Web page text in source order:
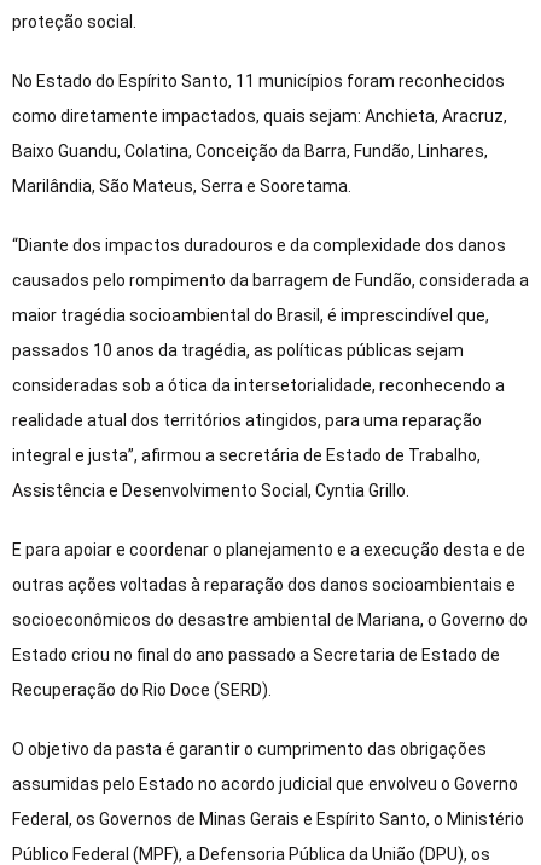
proteção social.
No Estado do Espírito Santo, 11 municípios foram reconhecidos
como diretamente impactados, quais sejam: Anchieta, Aracruz,
Baixo Guandu, Colatina, Conceição da Barra, Fundão, Linhares,
Marilândia, São Mateus, Serra e Sooretama.
“Diante dos impactos duradouros e da complexidade dos danos
causados pelo rompimento da barragem de Fundão, considerada a
maior tragédia socioambiental do Brasil, é imprescindível que,
passados 10 anos da tragédia, as políticas públicas sejam
consideradas sob a ótica da intersetorialidade, reconhecendo a
realidade atual dos territórios atingidos, para uma reparação
integral e justa”, afirmou a secretária de Estado de Trabalho,
Assistência e Desenvolvimento Social, Cyntia Grillo.
E para apoiar e coordenar o planejamento e a execução desta e de
outras ações voltadas à reparação dos danos socioambientais e
socioeconômicos do desastre ambiental de Mariana, o Governo do
Estado criou no final do ano passado a Secretaria de Estado de
Recuperação do Rio Doce (SERD).
O objetivo da pasta é garantir o cumprimento das obrigações
assumidas pelo Estado no acordo judicial que envolveu o Governo
Federal, os Governos de Minas Gerais e Espírito Santo, o Ministério
Público Federal (MPF), a Defensoria Pública da União (DPU), os